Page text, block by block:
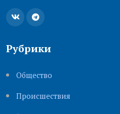
Рубрики
Общество
Происшествия